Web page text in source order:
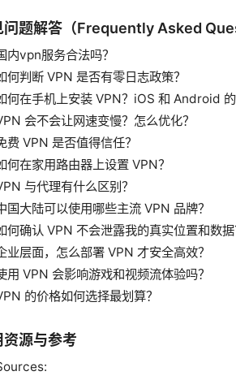
问题解答（Frequently Asked
内vpn服务合法吗？
何判断 VPN 是否有零日志政策？
何在手机上安装 VPN？iOS 和 Android 的
会不会让网速变慢？怎么优化？
费 VPN 是否值得信任？
何在家用路由器上设置 VPN？
与代理有什么区别？
国大陆可以使用哪些主流 VPN 品牌？
何确认 VPN 不会泄露我的真实位置和数据
业层面，怎么部署 VPN 才安全高效？
用 VPN 会影响游戏和视频流体验吗？
的价格如何选择最划算？
资源与参考